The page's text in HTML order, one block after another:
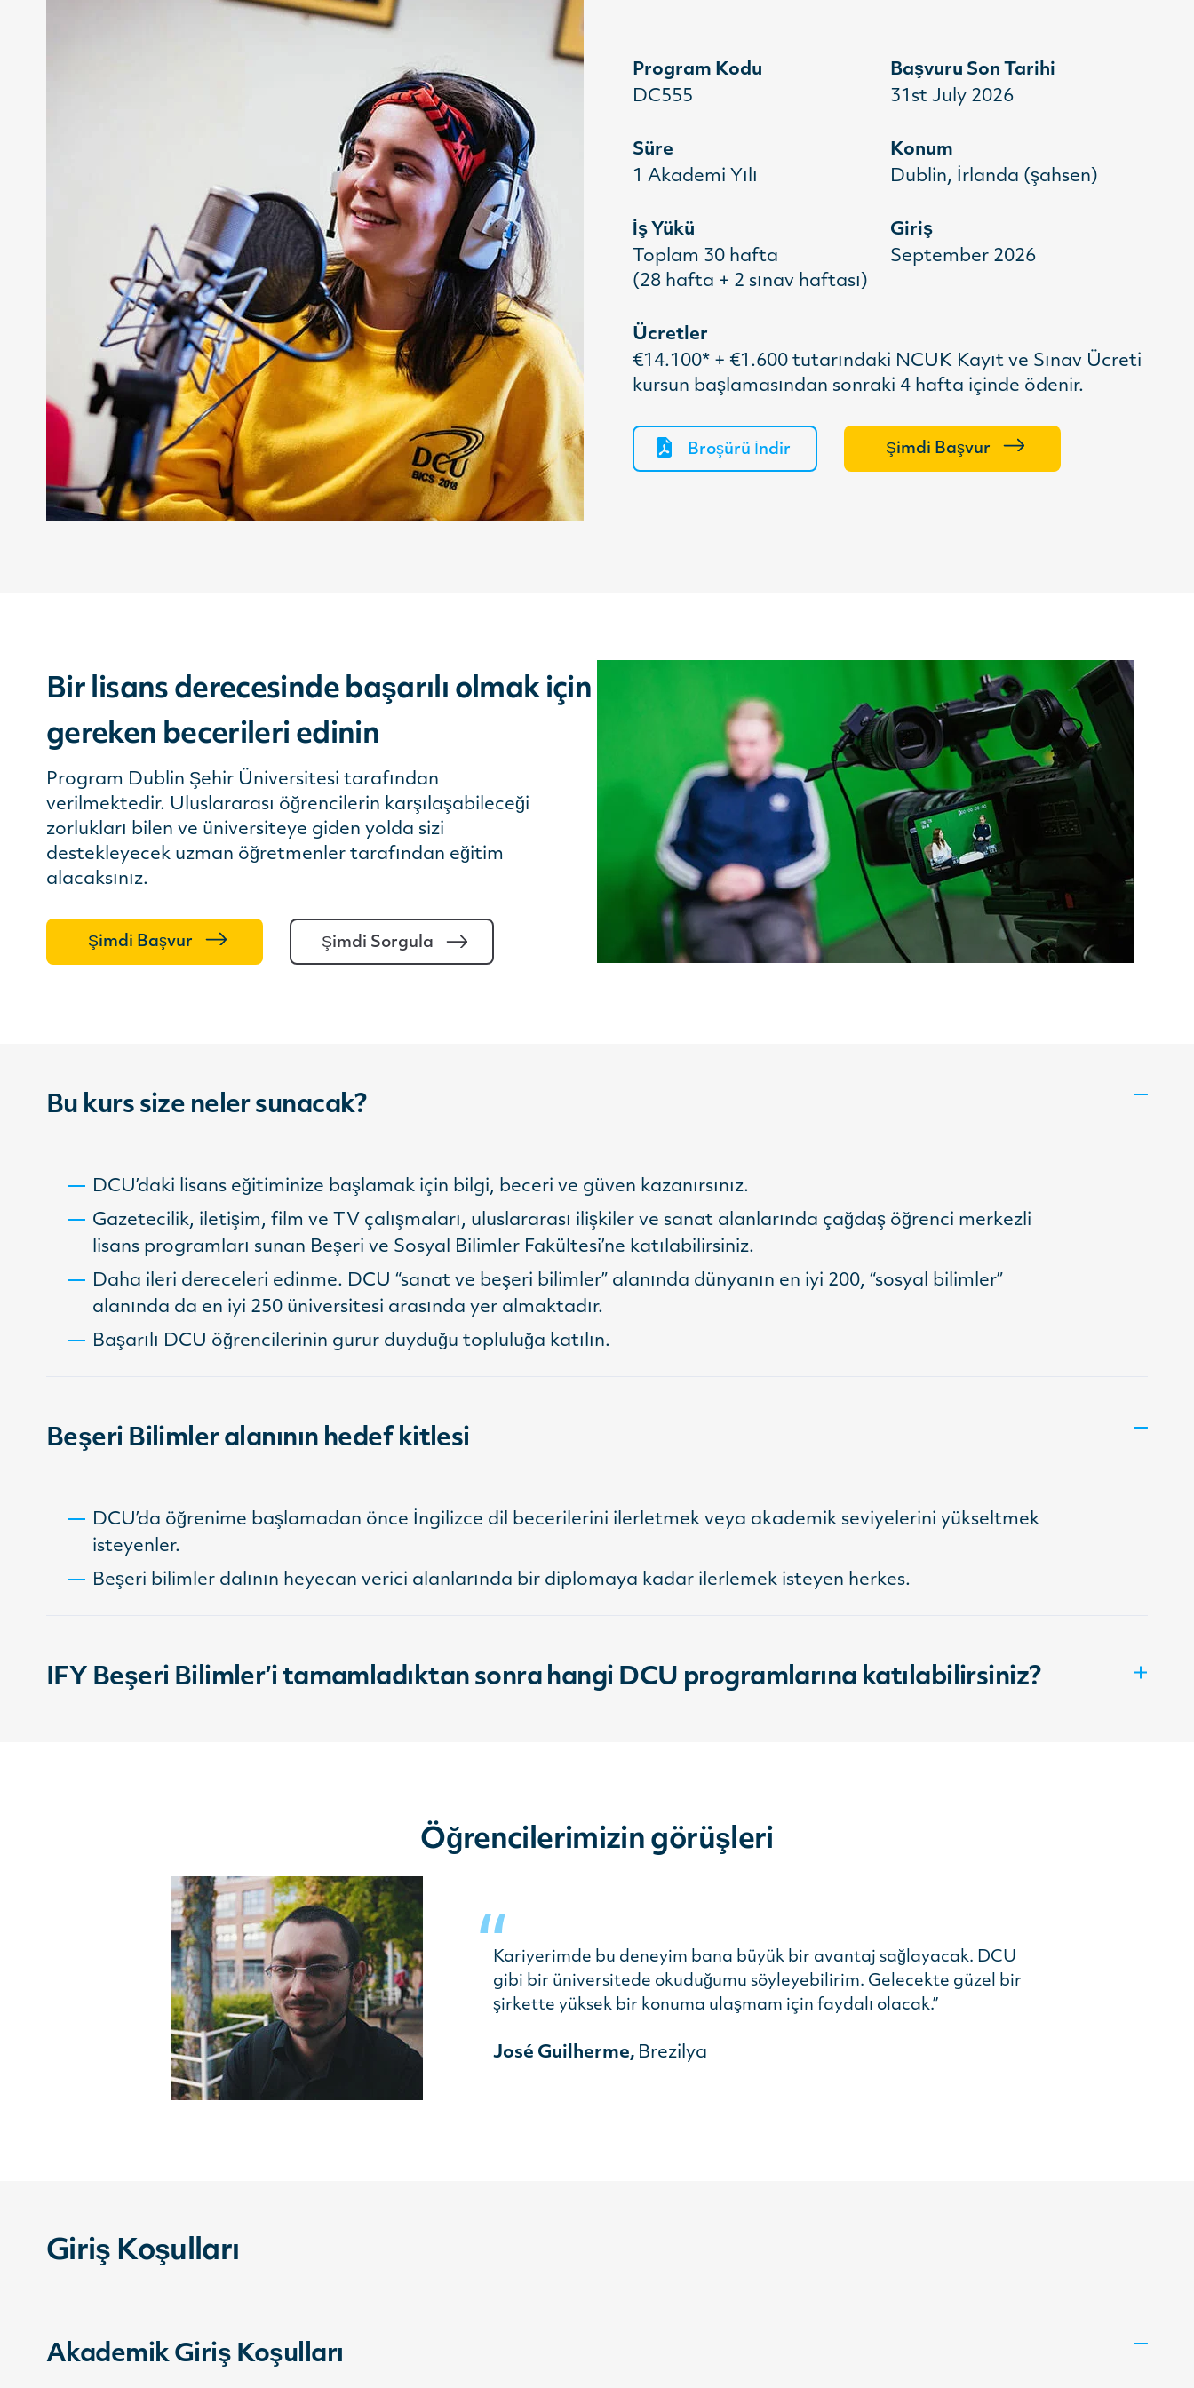
Program Kodu
DC555
Başvuru Son Tarihi
31st July 2026
Süre
1 Akademi Yılı
Konum
Dublin, İrlanda (şahsen)
İş Yükü
Toplam 30 hafta
(28 hafta + 2 sınav haftası)
Giriş
September 2026
Ücretler
€14.100* + €1.600 tutarındaki NCUK Kayıt ve Sınav Ücreti
kursun başlamasından sonraki 4 hafta içinde ödenir.
Broşürü İndir Şimdi Başvur
Bir lisans derecesinde başarılı olmak için
gereken becerileri edinin
Program Dublin Şehir Üniversitesi tarafından
verilmektedir. Uluslararası öğrencilerin karşılaşabileceği
zorlukları bilen ve üniversiteye giden yolda sizi
destekleyecek uzman öğretmenler tarafından eğitim
alacaksınız.
Şimdi Başvur Şimdi Sorgula
Bu kurs size neler sunacak?
DCU’daki lisans eğitiminize başlamak için bilgi, beceri ve güven kazanırsınız.
Gazetecilik, iletişim, film ve TV çalışmaları, uluslararası ilişkiler ve sanat alanlarında çağdaş öğrenci merkezli
lisans programları sunan Beşeri ve Sosyal Bilimler Fakültesi’ne katılabilirsiniz.
Daha ileri dereceleri edinme. DCU “sanat ve beşeri bilimler” alanında dünyanın en iyi 200, “sosyal bilimler”
alanında da en iyi 250 üniversitesi arasında yer almaktadır.
Başarılı DCU öğrencilerinin gurur duyduğu topluluğa katılın.
Beşeri Bilimler alanının hedef kitlesi
DCU’da öğrenime başlamadan önce İngilizce dil becerilerini ilerletmek veya akademik seviyelerini yükseltmek
isteyenler.
Beşeri bilimler dalının heyecan verici alanlarında bir diplomaya kadar ilerlemek isteyen herkes.
IFY Beşeri Bilimler’i tamamladıktan sonra hangi DCU programlarına katılabilirsiniz?
Öğrencilerimizin görüşleri
Kariyerimde bu deneyim bana büyük bir avantaj sağlayacak. DCU
gibi bir üniversitede okuduğumu söyleyebilirim. Gelecekte güzel bir
şirkette yüksek bir konuma ulaşmam için faydalı olacak.”
José Guilherme, Brezilya
Giriş Koşulları
Akademik Giriş Koşulları